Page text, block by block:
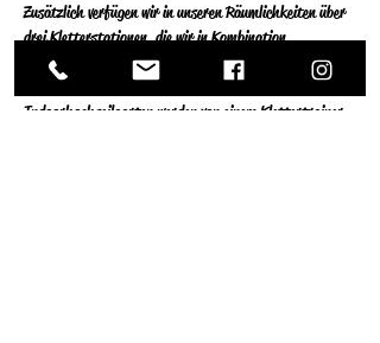
Zusätzlich verfügen wir in unseren Räumlichkeiten über
drei Kletterstationen, die wir in Kombination
ausschließlich sonntags für Privatpersonen öffnen. Die
Stationen an der Kletterwand und im
Indoorhochseilgarten werden von einem Klettertrainer